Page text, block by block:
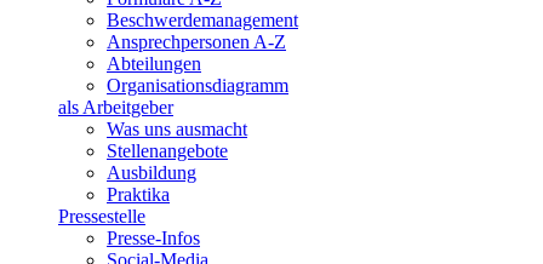
Beschwerdemanagement
Ansprechpersonen A-Z
Abteilungen
Organisationsdiagramm
als Arbeitgeber
Was uns ausmacht
Stellenangebote
Ausbildung
Praktika
Pressestelle
Presse-Infos
Social-Media